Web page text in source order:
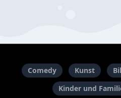
Comedy Kunst
Kinder und